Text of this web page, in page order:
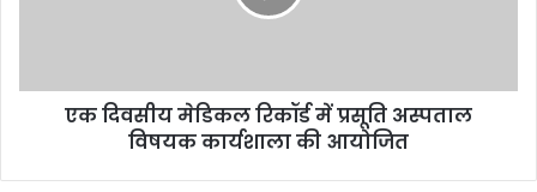
एक दिवसीय मेडिकल रिकॉर्ड में प्रसूति अस्पताल
विषयक कार्यशाला की आयोजित